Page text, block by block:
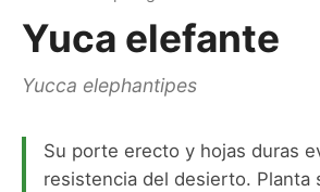
Yuca elefante
Yucca elephantipes
Su porte erecto y hojas duras
resistencia del desierto. Planta